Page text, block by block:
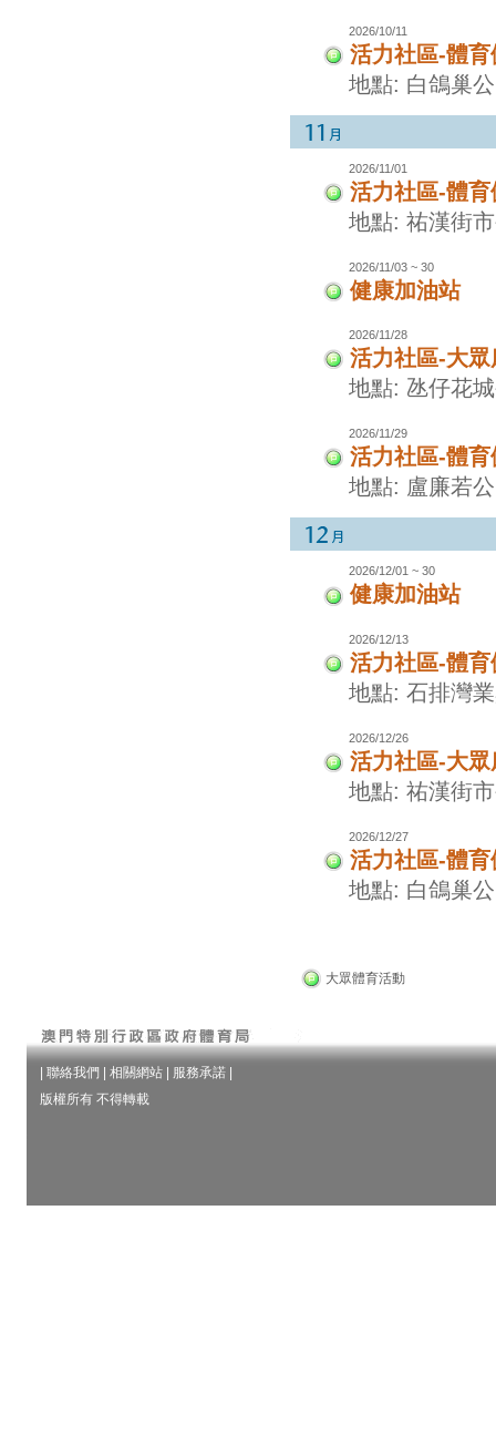
2026/10/11
活力社區-體
地點: 白鴿巢
2026/11/01
活力社區-體
地點: 祐漢街
2026/11/03 ~ 30
健康加油站
2026/11/28
活力社區-大眾
地點: 氹仔花
2026/11/29
活力社區-體
地點: 盧廉若
2026/12/01 ~ 30
健康加油站
2026/12/13
活力社區-體
地點: 石排灣
2026/12/26
活力社區-大眾
地點: 祐漢街
2026/12/27
活力社區-體
地點: 白鴿巢
大眾體育活動
聯絡我們 相關網站 服務承諾
版權所有 不得轉載